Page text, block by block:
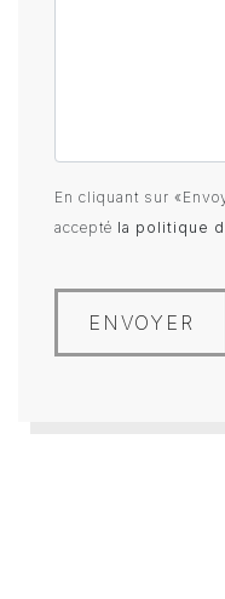
En cliquant sur
accepté la politique
ENVOYER